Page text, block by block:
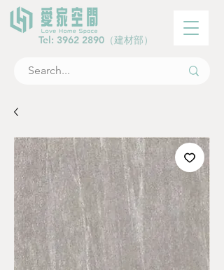
Tel: 3962 2890 （建材部）